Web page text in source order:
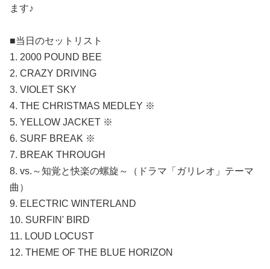
ます♪
■当日のセットリスト
1. 2000 POUND BEE
2. CRAZY DRIVING
3. VIOLET SKY
4. THE CHRISTMAS MEDLEY ※
5. YELLOW JACKET ※
6. SURF BREAK ※
7. BREAK THROUGH
8. vs.～知覚と快楽の螺旋～（ドラマ「ガリレオ」テーマ
曲）
9. ELECTRIC WINTERLAND
10. SURFIN' BIRD
11. LOUD LOCUST
12. THEME OF THE BLUE HORIZON